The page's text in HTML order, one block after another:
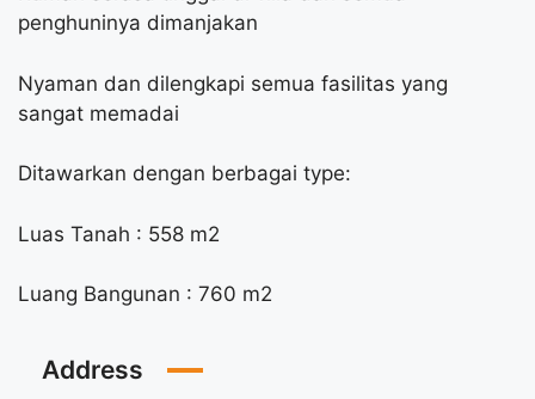
penghuninya dimanjakan
Nyaman dan dilengkapi semua fasilitas yang
sangat memadai
Ditawarkan dengan berbagai type:
Luas Tanah : 558 m2
Luang Bangunan : 760 m2
Address